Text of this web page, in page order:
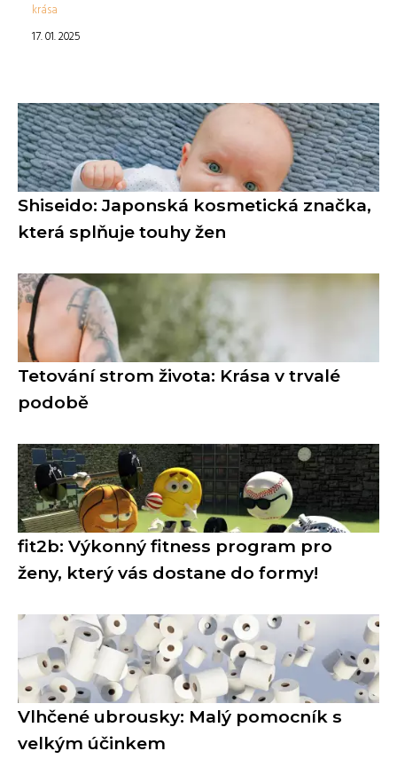
krása
17. 01. 2025
Shiseido: Japonská kosmetická značka,
která splňuje touhy žen
Tetování strom života: Krása v trvalé
podobě
fit2b: Výkonný fitness program pro
ženy, který vás dostane do formy!
Vlhčené ubrousky: Malý pomocník s
velkým účinkem